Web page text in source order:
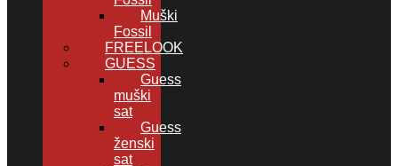
Muški
Fossil
FREELOOK
GUESS
Guess
muški
sat
Guess
ženski
sat